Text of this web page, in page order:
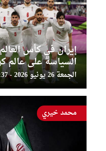
إيران في كأس
السياسة على عالم
الجمعة 26 يونيو 2026 - 11:01:37
محمد خيري